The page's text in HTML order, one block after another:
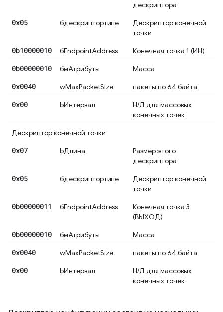
дескриптора
0x05 бдескриптортипе
Дескриптор конечной
точки
0b10000010 бEndpointAddress Конечная точка 1 (ИН)
0b00000010 бмАтрибуты Масса
0x0040 wMaxPacketSize пакеты по 64 байта
0x00 bИнтервал
Н/Д для массовых
конечных точек
Дескриптор конечной точки
0x07 bДлина
Размер этого
дескриптора
0x05 бдескриптортипе
Дескриптор конечной
точки
0b00000011 бEndpointAddress
Конечная точка 3
(ВЫХОД)
0b00000010 бмАтрибуты Масса
0x0040 wMaxPacketSize пакеты по 64 байта
0x00 bИнтервал
Н/Д для массовых
конечных точек